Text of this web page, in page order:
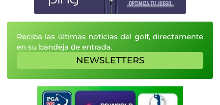
Reciba las últimas noticias del golf, directamente
en su bandeja de entrada.
NEWSLETTERS